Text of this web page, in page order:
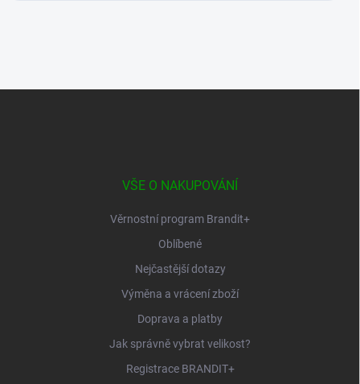
VŠE O NAKUPOVÁNÍ
Věrnostní program Brandit+
Oblíbené
Nejčastější dotazy
Výměna a vrácení zboží
Doprava a platby
Jak správně vybrat velikost?
Registrace BRANDIT+